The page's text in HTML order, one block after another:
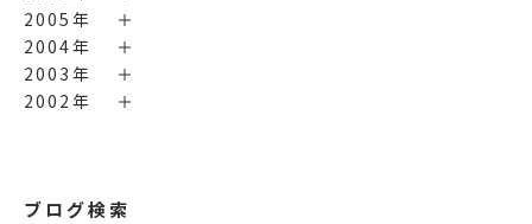
2005年
2004年
2003年
2002年
ブログ検索